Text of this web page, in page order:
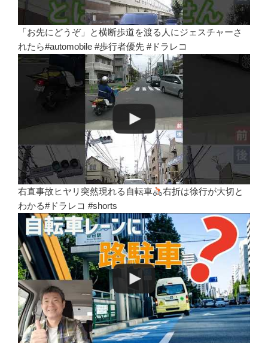
「お先にどうぞ」と横断歩道を渡る人にジェスチャーさ
れたら#automobile #歩行者優先 #ドラレコ
右直事故ヒヤリ突然現れる自転車
右折は徐行が大切と
わかる#ドラレコ #shorts